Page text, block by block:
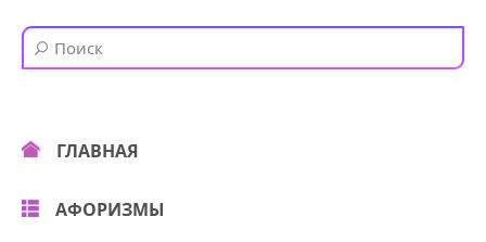
ГЛАВНАЯ
АФОРИЗМЫ